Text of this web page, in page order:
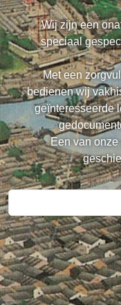
Wij zijn een
speciaal
Met een
bedienen wij
geïnteresseerde
Een van onze